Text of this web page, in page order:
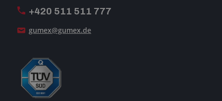
+420 511 511 777
gumex@gumex.de